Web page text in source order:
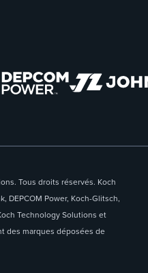
Tous droits réservés. Koch
DEPCOM Power, Koch-Glitsch,
Technology Solutions et
des marques déposées de